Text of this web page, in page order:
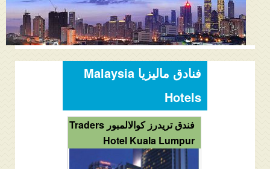
دليل ماليزيا
فنادق ماليزيا
الاماكن السياحية ماليزيا
مواصلات ماليزيا
فنادق ماليزيا Malaysia
Hotels
فندق تريدرز كوالالمبور Traders
Hotel Kuala Lumpur